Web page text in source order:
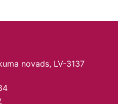
novads, LV-3137